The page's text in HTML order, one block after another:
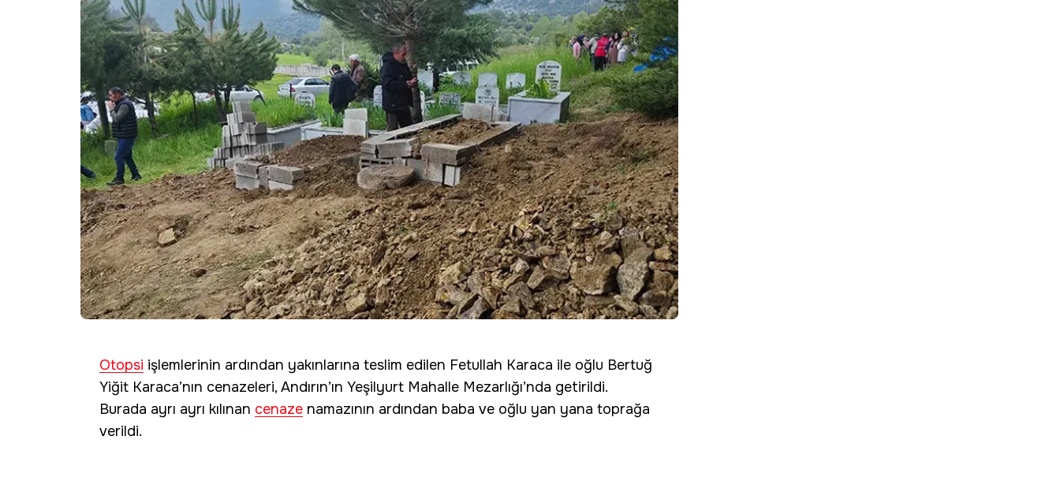
Otopsi işlemlerinin ardından yakınlarına teslim edilen Fetullah Karaca ile oğlu Bertuğ
Yiğit Karaca’nın cenazeleri, Andırın’ın Yeşilyurt Mahalle Mezarlığı’nda getirildi.
Burada ayrı ayrı kılınan cenaze namazının ardından baba ve oğlu yan yana toprağa
verildi.